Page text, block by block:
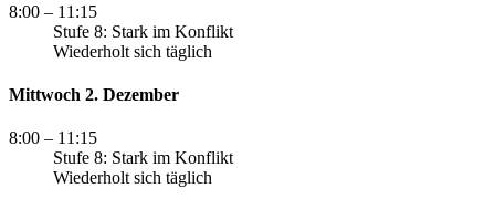
8:00 – 11:15
Stufe 8: Stark im Konflikt
Wiederholt sich täglich
Mittwoch 2. Dezember
8:00 – 11:15
Stufe 8: Stark im Konflikt
Wiederholt sich täglich